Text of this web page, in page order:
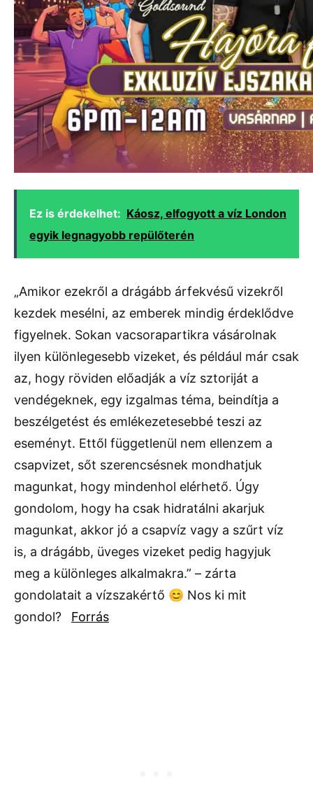
Ez is érdekelhet: Káosz, elfogyott a víz London
egyik legnagyobb repülőterén
„Amikor ezekről a drágább árfekvésű vizekről
kezdek mesélni, az emberek mindig érdeklődve
figyelnek. Sokan vacsorapartikra vásárolnak
ilyen különlegesebb vizeket, és például már csak
az, hogy röviden előadják a víz sztoriját a
vendégeknek, egy izgalmas téma, beindítja a
beszélgetést és emlékezetesebbé teszi az
eseményt. Ettől függetlenül nem ellenzem a
csapvizet, sőt szerencsésnek mondhatjuk
magunkat, hogy mindenhol elérhető. Úgy
gondolom, hogy ha csak hidratálni akarjuk
magunkat, akkor jó a csapvíz vagy a szűrt víz
is, a drágább, üveges vizeket pedig hagyjuk
meg a különleges alkalmakra.” – zárta
gondolatait a vízszakértő 😊 Nos ki mit
gondol?
Forrás